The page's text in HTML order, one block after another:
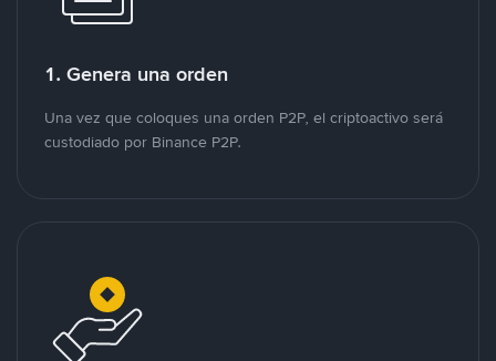
1. Genera una orden
Una vez que coloques una orden P2P, el criptoactivo será
custodiado por Binance P2P.